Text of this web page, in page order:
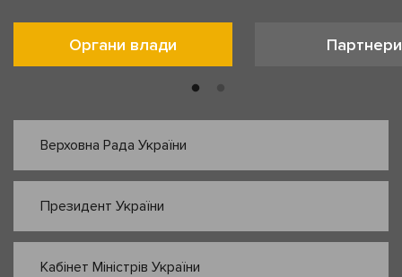
Органи влади Партнери
Верховна Рада України
Президент України
Кабінет Міністрів України